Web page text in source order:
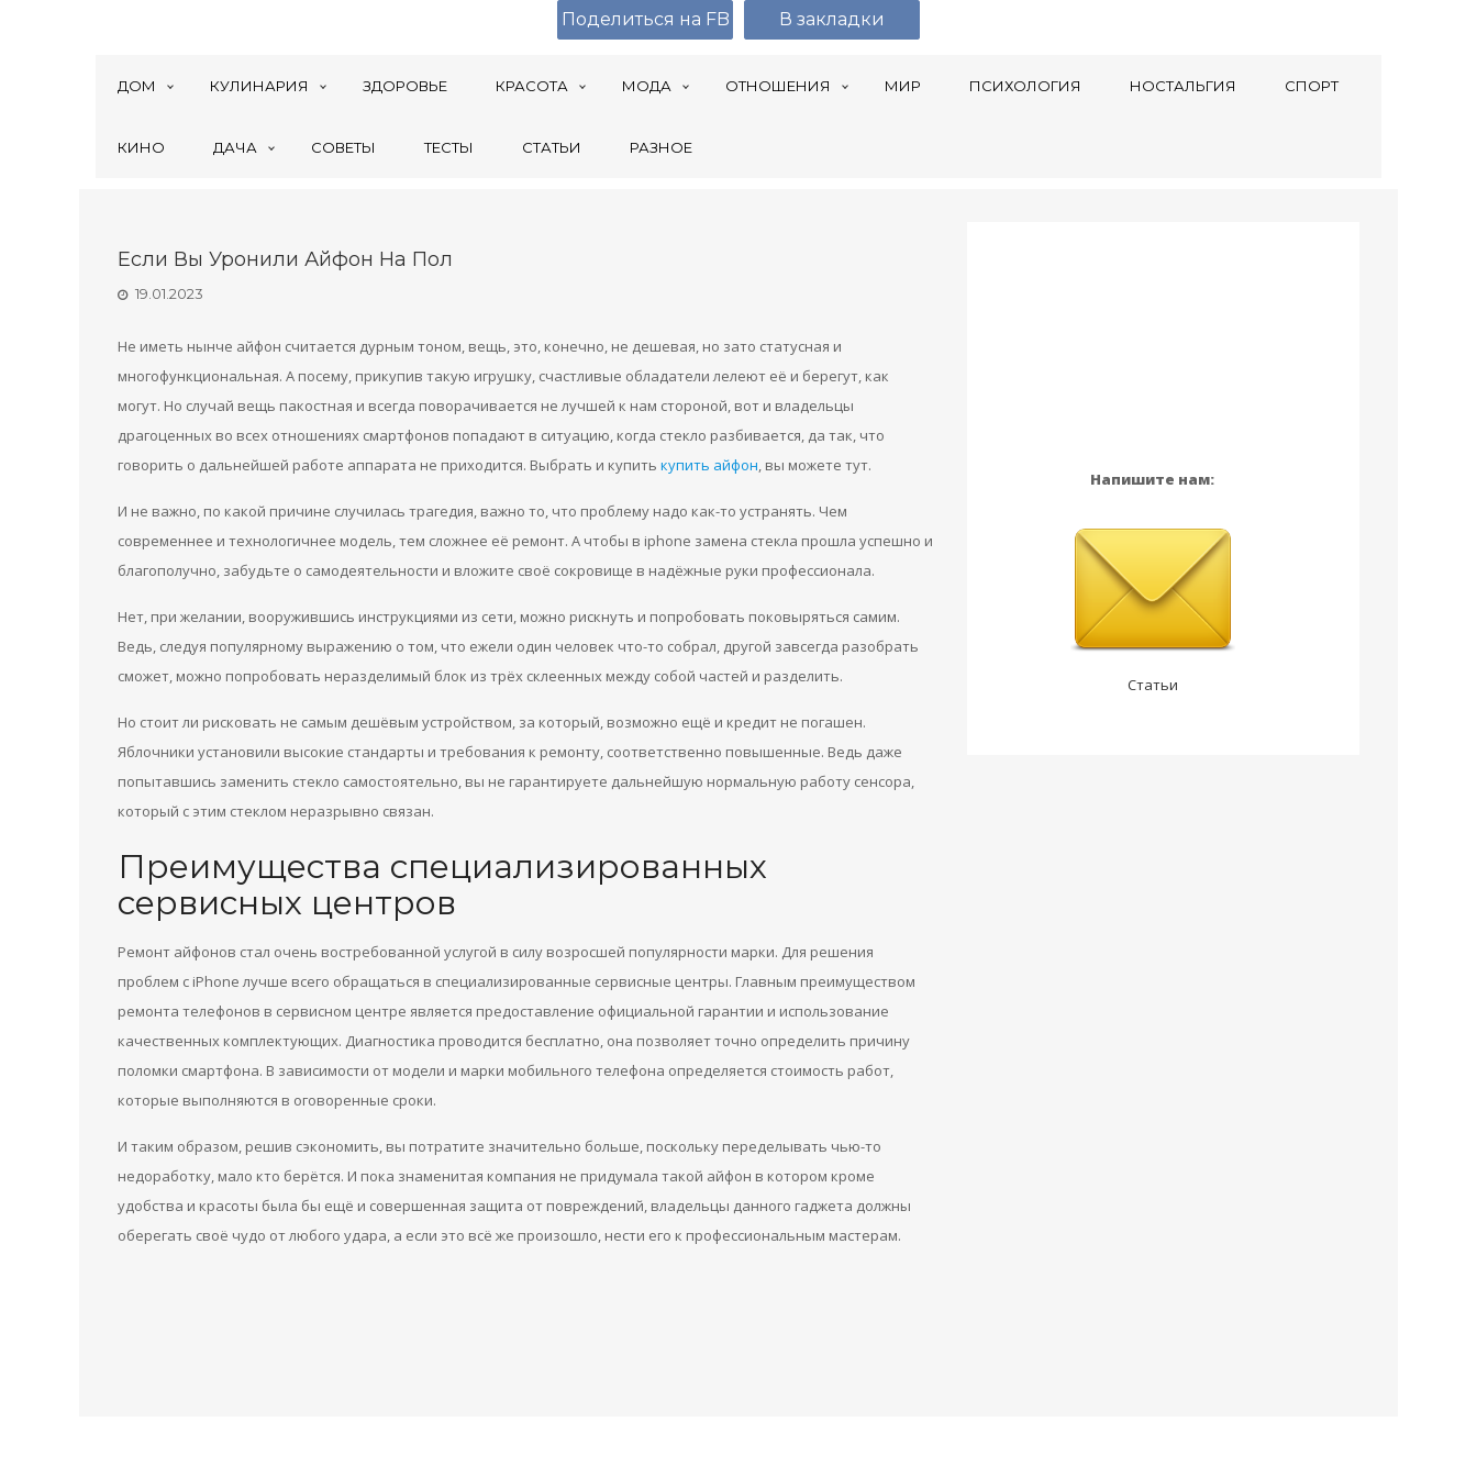
ДОМ КУЛИНАРИЯ ЗДОРОВЬЕ КРАСОТА МОДА ОТНОШЕНИЯ МИР ПСИХОЛОГИЯ НОСТАЛЬГИЯ СПОРТ
КИНО ДАЧА СОВЕТЫ ТЕСТЫ СТАТЬИ РАЗНОЕ
Если Вы Уронили Айфон На Пол
19.01.2023
Не иметь нынче айфон считается дурным тоном, вещь, это, конечно, не дешевая, но зато статусная и
многофункциональная. А посему, прикупив такую игрушку, счастливые обладатели лелеют её и берегут, как
могут. Но случай вещь пакостная и всегда поворачивается не лучшей к нам стороной, вот и владельцы
драгоценных во всех отношениях смартфонов попадают в ситуацию, когда стекло разбивается, да так, что
говорить о дальнейшей работе аппарата не приходится. Выбрать и купить купить айфон, вы можете тут.
И не важно, по какой причине случилась трагедия, важно то, что проблему надо как-то устранять. Чем
современнее и технологичнее модель, тем сложнее её ремонт. А чтобы в iphone замена стекла прошла успешно и
благополучно, забудьте о самодеятельности и вложите своё сокровище в надёжные руки профессионала.
Нет, при желании, вооружившись инструкциями из сети, можно рискнуть и попробовать поковыряться самим.
Ведь, следуя популярному выражению о том, что ежели один человек что-то собрал, другой завсегда разобрать
сможет, можно попробовать неразделимый блок из трёх склеенных между собой частей и разделить.
Но стоит ли рисковать не самым дешёвым устройством, за который, возможно ещё и кредит не погашен.
Яблочники установили высокие стандарты и требования к ремонту, соответственно повышенные. Ведь даже
попытавшись заменить стекло самостоятельно, вы не гарантируете дальнейшую нормальную работу сенсора,
который с этим стеклом неразрывно связан.
Преимущества специализированных
сервисных центров
Ремонт айфонов стал очень востребованной услугой в силу возросшей популярности марки. Для решения
проблем с iPhone лучше всего обращаться в специализированные сервисные центры. Главным преимуществом
ремонта телефонов в сервисном центре является предоставление официальной гарантии и использование
качественных комплектующих. Диагностика проводится бесплатно, она позволяет точно определить причину
поломки смартфона. В зависимости от модели и марки мобильного телефона определяется стоимость работ,
которые выполняются в оговоренные сроки.
И таким образом, решив сэкономить, вы потратите значительно больше, поскольку переделывать чью-то
недоработку, мало кто берётся. И пока знаменитая компания не придумала такой айфон в котором кроме
удобства и красоты была бы ещё и совершенная защита от повреждений, владельцы данного гаджета должны
оберегать своё чудо от любого удара, а если это всё же произошло, нести его к профессиональным мастерам.
Напишите нам:
Статьи
Поделиться на FB В закладки